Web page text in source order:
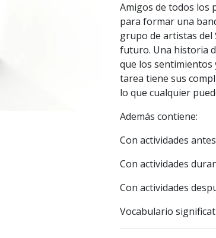
Amigos de todos los
para formar una
grupo de artistas del
futuro. Una historia
que los sentimientos
tarea tiene sus
lo que cualquier
Además contiene:
Con actividades
Con actividades
Con actividades
Vocabulario